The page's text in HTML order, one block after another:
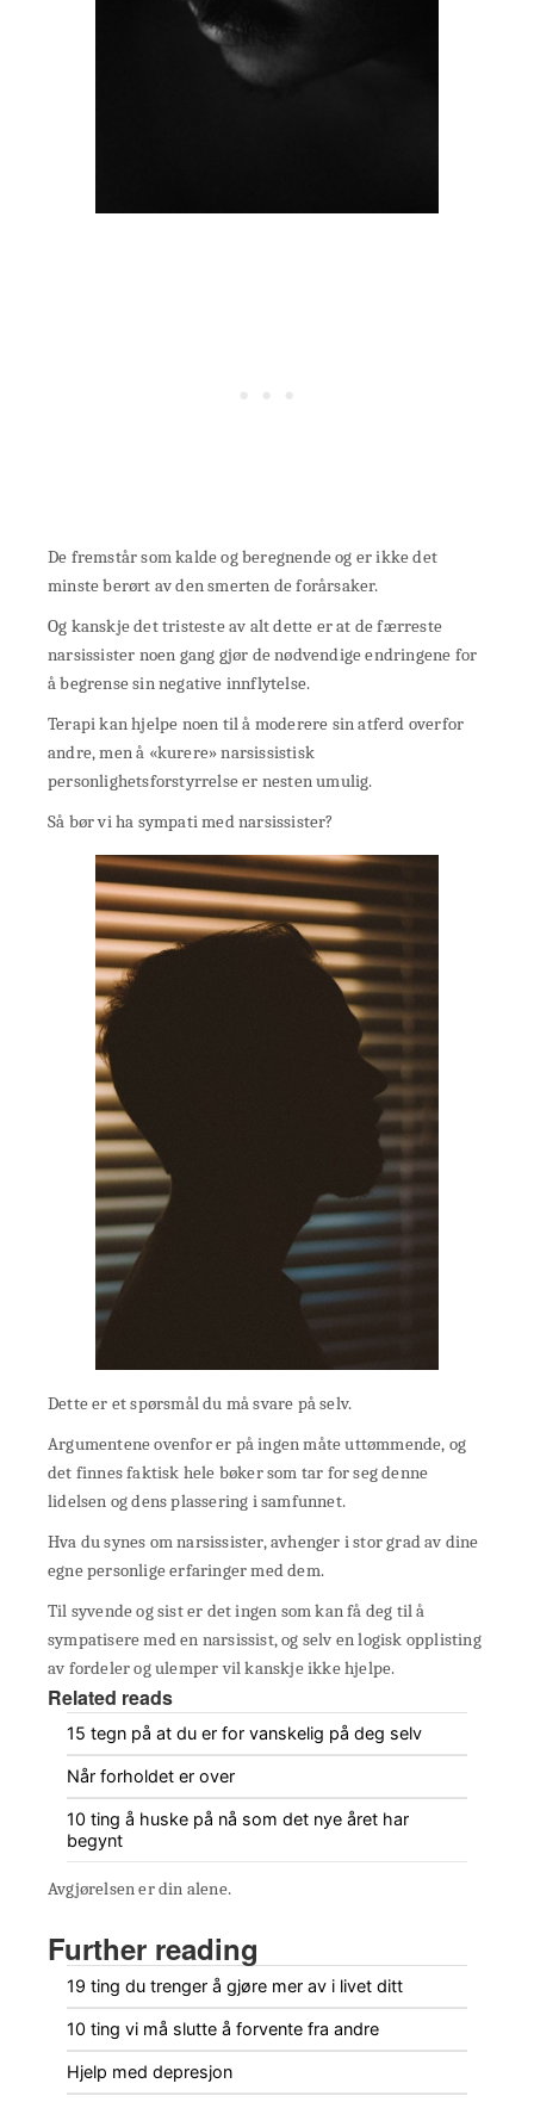
De fremstår som kalde og beregnende og er ikke det
minste berørt av den smerten de forårsaker.
Og kanskje det tristeste av alt dette er at de færreste
narsissister noen gang gjør de nødvendige endringene for
å begrense sin negative innflytelse.
Terapi kan hjelpe noen til å moderere sin atferd overfor
andre, men å «kurere» narsissistisk
personlighetsforstyrrelse er nesten umulig.
Så bør vi ha sympati med narsissister?
Dette er et spørsmål du må svare på selv.
Argumentene ovenfor er på ingen måte uttømmende, og
det finnes faktisk hele bøker som tar for seg denne
lidelsen og dens plassering i samfunnet.
Hva du synes om narsissister, avhenger i stor grad av dine
egne personlige erfaringer med dem.
Til syvende og sist er det ingen som kan få deg til å
sympatisere med en narsissist, og selv en logisk opplisting
av fordeler og ulemper vil kanskje ikke hjelpe.
Related reads
15 tegn på at du er for vanskelig på deg selv
Når forholdet er over
10 ting å huske på nå som det nye året har
begynt
Avgjørelsen er din alene.
Further reading
19 ting du trenger å gjøre mer av i livet ditt
10 ting vi må slutte å forvente fra andre
Hjelp med depresjon